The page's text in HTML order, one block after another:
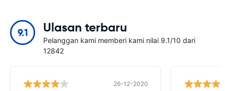
9.1 Ulasan terbaru
Pelanggan kami memberi kami nilai 9.1/10 dari
12842
26-12-2020